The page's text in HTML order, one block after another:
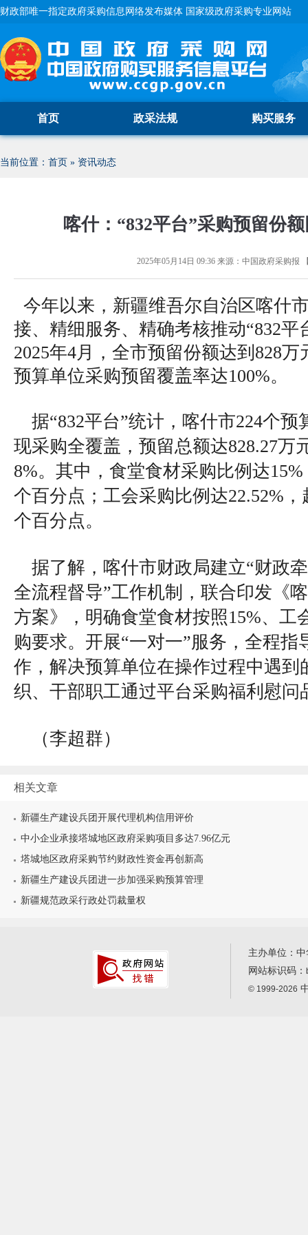
财政部唯一指定政府采购信息网络发布媒体 国家级政府采购专业网站
首页 政采法规 购买服务
当前位置： 首页 » 资讯动态
喀什：“832平台”采购预留份
2025年05月14日 09:36来源： 中国政府采购报
今年以来，新疆维吾尔自治区喀什
接、精细服务、精确考核推动“832平
2025年4月，全市预留份额达到828
预算单位采购预留覆盖率达100%。
据“832平台”统计，喀什市224个预
现采购全覆盖，预留总额达828.27万
8%。其中，食堂食材采购比例达
个百分点；工会采购比例达22.52%
个百分点。
据了解，喀什市财政局建立“财政
全流程督导”工作机制，联合印发《‌
方案》，明确食堂食材按照15%、工
购要求。开展“一对一”服务，全程指
作，解决预算单位在操作过程中遇到
织、干部职工通过平台采购福利慰问
（李超群）
相关文章
新疆生产建设兵团开展代理机构信用评价
中小企业承接塔城地区政府采购项目多达7.96亿元
塔城地区政府采购节约财政性资金再创新高
新疆生产建设兵团进一步加强采购预算管理
新疆规范政采行政处罚裁量权
主办单位：
网站标识码：
© 1999-2026